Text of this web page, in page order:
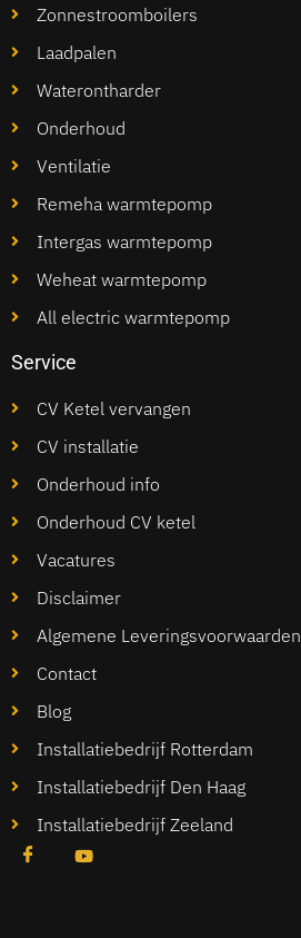
Zonnestroomboilers
Laadpalen
Waterontharder
Onderhoud
Ventilatie
Remeha warmtepomp
Intergas warmtepomp
Weheat warmtepomp
All electric warmtepomp
Service
CV Ketel vervangen
CV installatie
Onderhoud info
Onderhoud CV ketel
Vacatures
Disclaimer
Algemene Leveringsvoorwaarden
Contact
Blog
Installatiebedrijf Rotterdam
Installatiebedrijf Den Haag
Installatiebedrijf Zeeland